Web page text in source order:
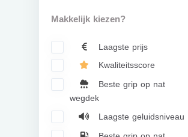
Makkelijk kiezen?
Laagste prijs
Kwaliteitsscore
Beste grip op nat
wegdek
Laagste geluidsniveau